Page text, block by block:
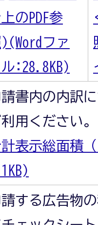
のPDF参
ファ
ル:28.8KB)
書内の内訳
用ください。
表示総面積
する広告物